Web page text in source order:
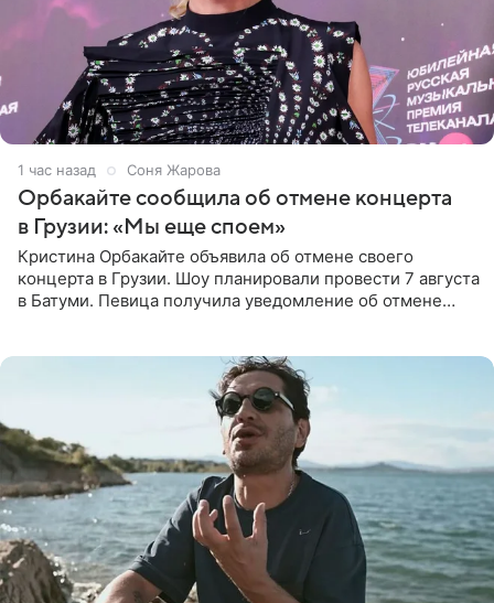
1 час назад Соня Жарова
Орбакайте сообщила об отмене концерта
в Грузии: «Мы еще споем»
Кристина Орбакайте объявила об отмене своего
концерта в Грузии. Шоу планировали провести 7 августа
в Батуми. Певица получила уведомление об отмене